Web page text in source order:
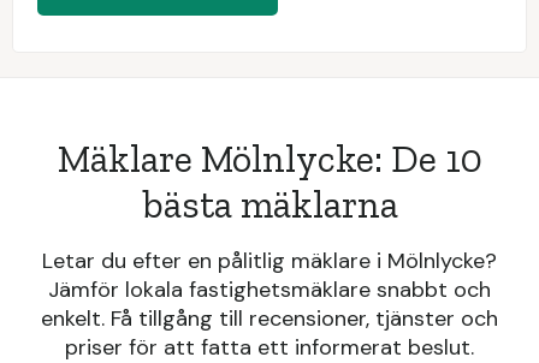
Mäklare Mölnlycke: De 10
bästa mäklarna
Letar du efter en pålitlig mäklare i Mölnlycke?
Jämför lokala fastighetsmäklare snabbt och
enkelt. Få tillgång till recensioner, tjänster och
priser för att fatta ett informerat beslut.